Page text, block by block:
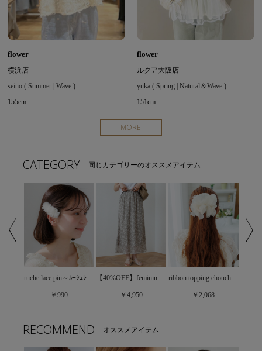
flower
横浜店
seino ( Summer | Wave )
155cm
flower
ルクア大阪店
yuka ( Spring | Natural＆Wave )
151cm
MORE
CATEGORY 同じカテゴリーのオススメアイテム
ruche lace pin～ﾙｰｼｭﾚｰｽﾋﾟﾝ
￥990
【40%OFF】feminine daily skirt～ﾌｪﾐﾆﾝﾃﾞｲﾘｰｽｶｰﾄ
￥4,950
ribbon topping chouchou～ﾘﾎﾞﾝﾄｯﾋﾟﾝｸﾞｼｭｼｭ
￥2,068
RECOMMEND オススメアイテム